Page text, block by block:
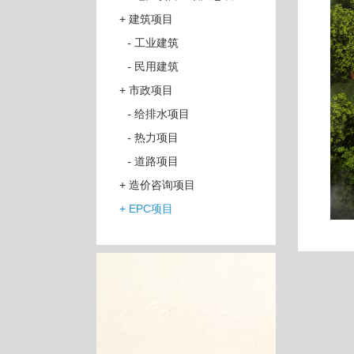
+建筑项目
-工业建筑
-民用建筑
+市政项目
-给排水项目
-热力项目
-道路项目
+造价咨询项目
+EPC项目